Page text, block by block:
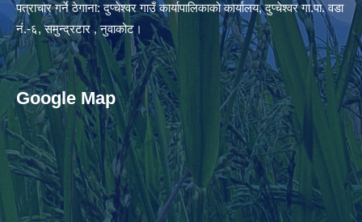
पत्राचार गर्ने ठेगाना: दुप्चेश्वर गाउँ कार्यापालिकाको कार्यालय, दुप्चेश्वर गा.पा. वडा
नं.-६, समुन्द्रटार , नुवाकोट।
Google Map